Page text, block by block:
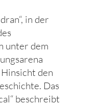
in der
unter dem
den
Das
beschreibt